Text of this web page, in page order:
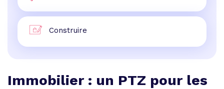
Construire
Immobilier : un PTZ pour les